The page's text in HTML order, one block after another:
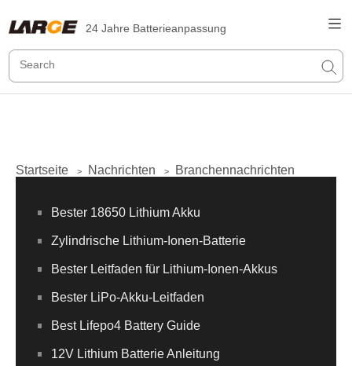
24 Jahre Batterieanpassung
Startseite > Nachrichten > Branchennachrichten
Bester 18650 Lithium Akku
Zylindrische Lithium-Ionen-Batterie
Bester Leitfaden für Lithium-Ionen-Akkus
Bester LiPo-Akku-Leitfaden
Best Lifepo4 Battery Guide
12V Lithium Batterie Anleitung